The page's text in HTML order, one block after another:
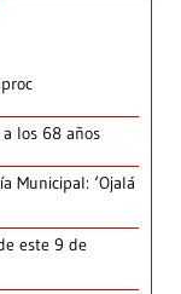
a los 68 años
Municipal: ‘Ojalá
este 9 de